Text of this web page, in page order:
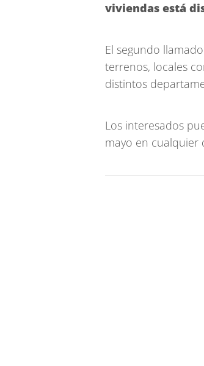
viviendas está
El segundo
terrenos, locales
distintos
Los interesados
mayo en cualquier